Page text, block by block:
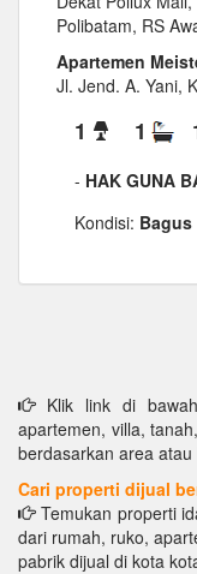
Polibatam, RS
Apartemen
Jl. Jend. A. Yani,
1 1
- HAK GUNA
Kondisi: Bagus
Klik link di bawah
apartemen, villa,
berdasarkan area
Cari properti dijual
Temukan properti
dari rumah, ruko,
pabrik dijual di kota